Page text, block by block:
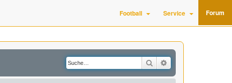
Football Service Forum
Suche